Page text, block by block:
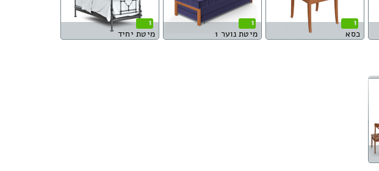
1
כסא
1
מיטת נוער 1
1
מיטת יחיד